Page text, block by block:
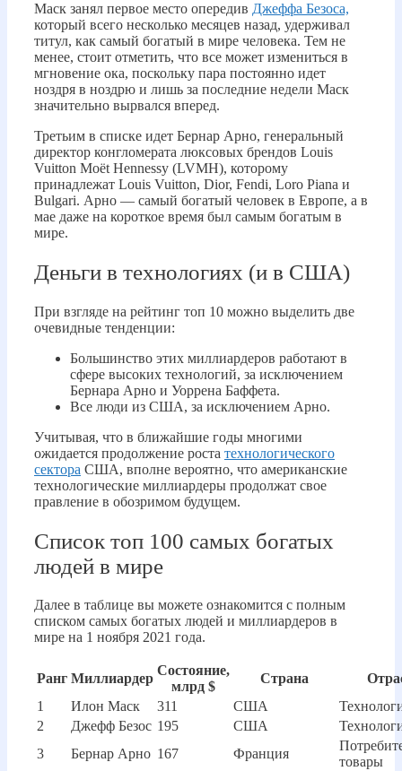
Маск занял первое место опередив Джеффа Безоса,
который всего несколько месяцев назад, удерживал
титул, как самый богатый в мире человека. Тем не
менее, стоит отметить, что все может измениться в
мгновение ока, поскольку пара постоянно идет
ноздря в ноздрю и лишь за последние недели Маск
значительно вырвался вперед.
Третьим в списке идет Бернар Арно, генеральный
директор конгломерата люксовых брендов Louis
Vuitton Moët Hennessy (LVMH), которому
принадлежат Louis Vuitton, Dior, Fendi, Loro Piana и
Bulgari. Арно — самый богатый человек в Европе, а в
мае даже на короткое время был самым богатым в
мире.
Деньги в технологиях (и в США)
При взгляде на рейтинг топ 10 можно выделить две
очевидные тенденции:
Большинство этих миллиардеров работают в
сфере высоких технологий, за исключением
Бернара Арно и Уоррена Баффета.
Все люди из США, за исключением Арно.
Учитывая, что в ближайшие годы многими
ожидается продолжение роста технологического
сектора США, вполне вероятно, что американские
технологические миллиардеры продолжат свое
правление в обозримом будущем.
Список топ 100 самых богатых
людей в мире
Далее в таблице вы можете ознакомится с полным
списком самых богатых людей и миллиардеров в
мире на 1 ноября 2021 года.
Ранг Миллиардер
Состояние,
млрд $
Страна
1
Илон Маск 311 США
2
Джефф Безос 195 США
3
Бернар Арно 167 Франция
товары